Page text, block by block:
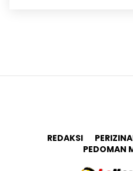
REDAKSI
PEDOMAN